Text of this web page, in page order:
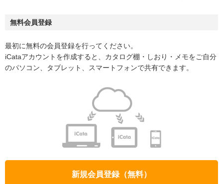
無料会員登録
最初に無料の会員登録を行ってください。
iCataアカウントを作成すると、カタログ棚・しおり・メモをご自分
のパソコン、タブレット、スマートフォンで共有できます。
新規会員登録（無料）